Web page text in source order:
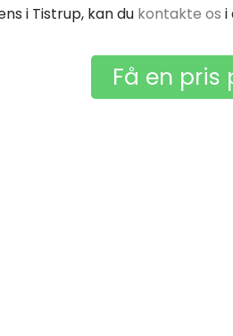
i Tistrup, kan du kontakte os i
Få en pris